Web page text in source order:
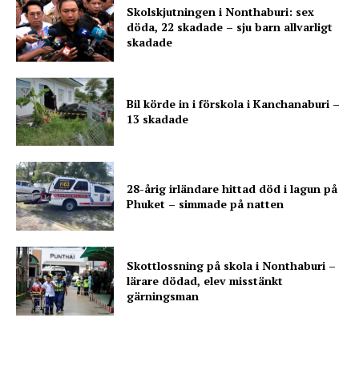
Skolskjutningen i Nonthaburi: sex
döda, 22 skadade – sju barn allvarligt
skadade
Bil körde in i förskola i Kanchanaburi –
13 skadade
28-årig irländare hittad död i lagun på
Phuket – simmade på natten
Skottlossning på skola i Nonthaburi –
lärare dödad, elev misstänkt
gärningsman